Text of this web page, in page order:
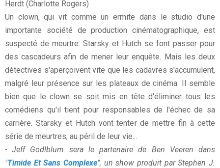
Herdt (Charlotte Rogers)
Un clown, qui vit comme un ermite dans le studio d'une
importante société de production cinématographique, est
suspecté de meurtre. Starsky et Hutch se font passer pour
des cascadeurs afin de mener leur enquête. Mais les deux
détectives s'aperçoivent vite que les cadavres s'accumulent,
malgré leur présence sur les plateaux de cinéma. Il semble
bien que le clown se soit mis en tête d'éliminer tous les
comédiens qu'il tient pour responsables de l'échec de sa
carrière. Starsky et Hutch vont tenter de mettre fin à cette
série de meurtres, au péril de leur vie...
- Jeff Godlblum sera le partenaire de Ben Veeren dans
"Timide Et Sans Complexe", un show produit par Stephen J.